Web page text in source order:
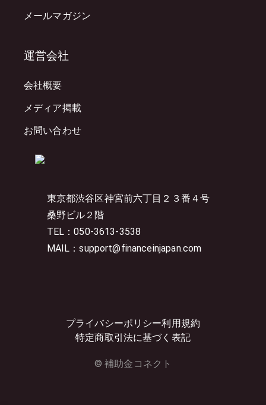
東京都渋谷区神宮前六丁目２３番４号
桑野ビル２階
TEL：050-3613-3538
MAIL：support@financeinjapan.com
プライバシーポリシー利用規約
特定商取引法に基づく表記
© 補助金コネクト
メールマガジン
運営会社
会社概要
メディア掲載
お問い合わせ